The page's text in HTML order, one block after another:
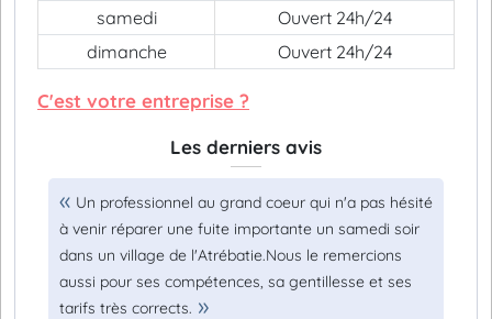
samedi
Ouvert 24h/24
dimanche
Ouvert 24h/24
C'est votre entreprise ?
Les derniers avis
Un professionnel au grand coeur qui n'a pas hésité
à venir réparer une fuite importante un samedi soir
dans un village de l'Atrébatie.Nous le remercions
aussi pour ses compétences, sa gentillesse et ses
tarifs très corrects.